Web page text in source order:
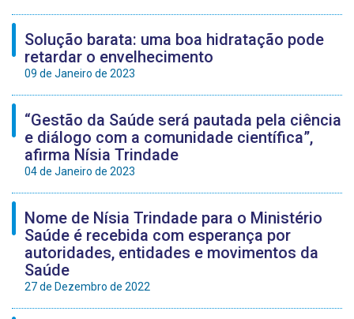
Solução barata: uma boa hidratação pode
retardar o envelhecimento
09 de Janeiro de 2023
“Gestão da Saúde será pautada pela ciência
e diálogo com a comunidade científica”,
afirma Nísia Trindade
04 de Janeiro de 2023
Nome de Nísia Trindade para o Ministério
Saúde é recebida com esperança por
autoridades, entidades e movimentos da
Saúde
27 de Dezembro de 2022